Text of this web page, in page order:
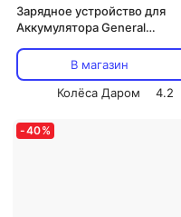
Зарядное устройство для
Аккумулятора General
В магазин
Колёса Даром
4.2
-40%